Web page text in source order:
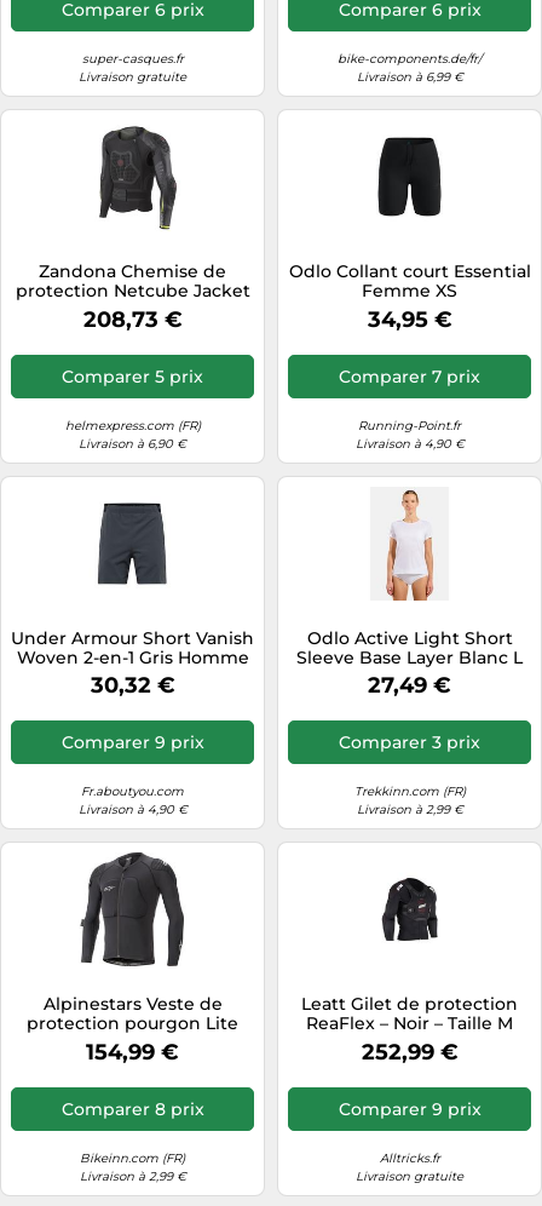
Comparer 6 prix
super-casques.fr
Livraison gratuite
Comparer 6 prix
bike-components.de/fr/
Livraison à 6,99 €
Zandona Chemise de
protection Netcube Jacket
X7 Noir Taille S
208,73 €
Comparer 5 prix
helmexpress.com (FR)
Livraison à 6,90 €
Odlo Collant court Essential
Femme XS
34,95 €
Comparer 7 prix
Running-Point.fr
Livraison à 4,90 €
Under Armour Short Vanish
Woven 2-en-1 Gris Homme
Taille S
30,32 €
Comparer 9 prix
Fr.aboutyou.com
Livraison à 4,90 €
Odlo Active Light Short
Sleeve Base Layer Blanc L
Femme
27,49 €
Comparer 3 prix
Trekkinn.com (FR)
Livraison à 2,99 €
Alpinestars Veste de
protection pourgon Lite
manche longue Noir L
154,99 €
Comparer 8 prix
Bikeinn.com (FR)
Livraison à 2,99 €
Leatt Gilet de protection
ReaFlex – Noir – Taille M
252,99 €
Comparer 9 prix
Alltricks.fr
Livraison gratuite